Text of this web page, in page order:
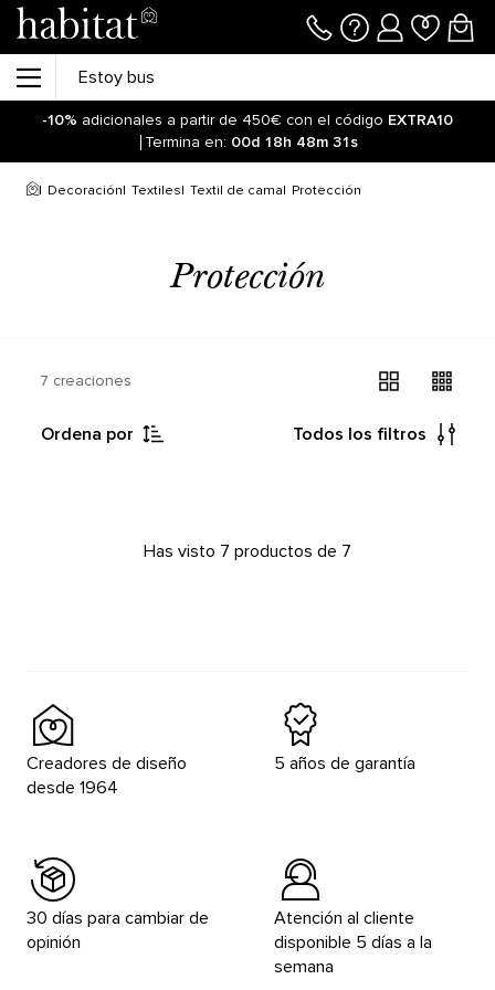
-10% adicionales a partir de 450€ con el código EXTRA10
Termina en: 00d 18h 48m 31s
Decoración Textiles Textil de cama Protección
Protección
7 creaciones
Ordena por Todos los filtros
Has visto 7 productos de 7
Creadores de diseño
desde 1964
5 años de garantía
30 días para cambiar de
opinión
Atención al cliente
disponible 5 días a la
semana